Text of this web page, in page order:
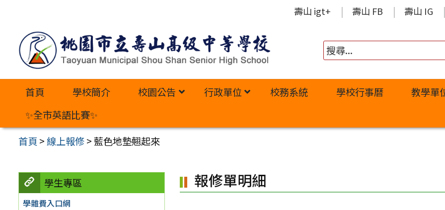
內
壽山 igt+ 壽山 FB 壽山 IG
首頁 學校簡介 校園公告 行政單位 校務系統 學校行事曆
教學單
✨全市英語比賽✨
首頁 >線上報修>藍色地墊翹起來
學生專區
學雜費入口網
報修單明細